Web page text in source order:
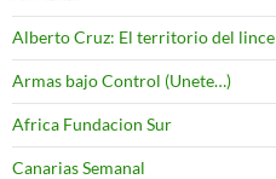
Alberto Cruz: El territorio del lince
Armas bajo Control (Unete…)
Africa Fundacion Sur
Canarias Semanal